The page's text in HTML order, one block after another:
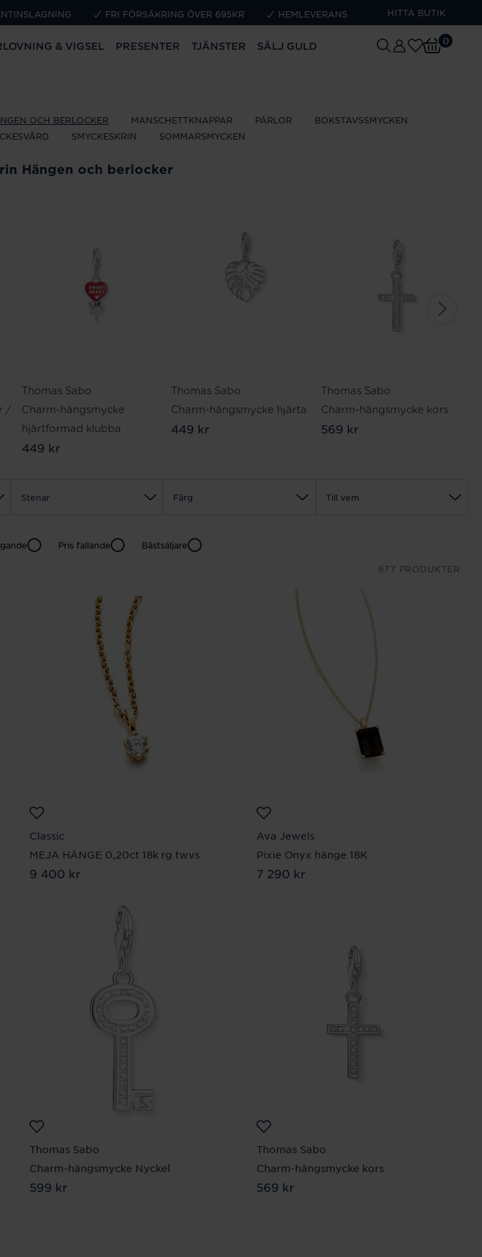
FRI FÖRSÄKRING ÖVER 695KR HEMLEVERANS HITTA BUTIK
& VIGSEL PRESENTER TJÄNSTER SÄLJ GULD 0
OCH BERLOCKER MANSCHETTKNAPPAR PÄRLOR
BOKSTAVSSMYCKEN
SMYCKESKRIN SOMMARSMYCKEN
Hängen och berlocker
/
Thomas Sabo
Charm-hängsmycke
hjärtformad klubba
449 kr
Thomas Sabo
Charm-hängsmycke hjärta
449 kr
Thomas Sabo
Charm-hängsmycke kors
569 kr
Stenar Färg Till vem
Pris fallande Bästsäljare
677 PRODUKTER
Classic
MEJA HÄNGE 0,20ct 18k rg twvs
Pris:9 400 kr
9 400 kr
Ava Jewels
Pixie Onyx hänge 18K
Pris:7 290 kr
7 290 kr
Thomas Sabo
Charm-hängsmycke Nyckel
Pris :599 kr
599 kr
Thomas Sabo
Charm-hängsmycke kors
Pris :569 kr
569 kr